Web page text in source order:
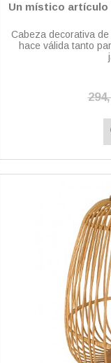
Un místico artículo
Cabeza decorativa
hace válida tanto